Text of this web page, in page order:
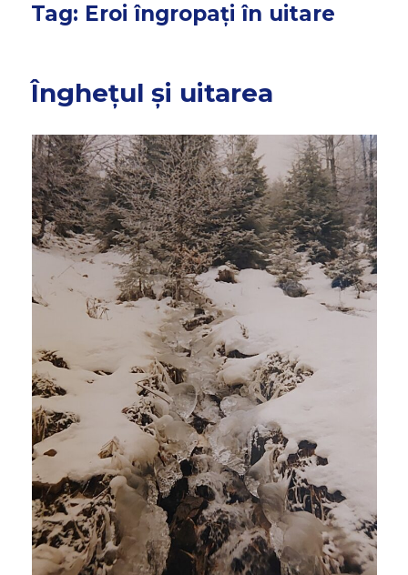
Tag: Eroi îngropați în uitare
Înghețul și uitarea